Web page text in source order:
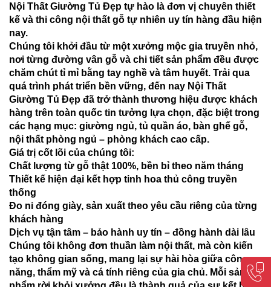
Nội Thất Giường Tủ Đẹp tự hào là đơn vị chuyên thiết
kế và thi công nội thất gỗ tự nhiên uy tín hàng đầu hiện
nay.
Chúng tôi khởi đầu từ một xưởng mộc gia truyền nhỏ,
nơi từng đường vân gỗ và chi tiết sản phẩm đều được
chăm chút tỉ mỉ bằng tay nghề và tâm huyết. Trải qua
quá trình phát triển bền vững, đến nay Nội Thất
Giường Tủ Đẹp đã trở thành thương hiệu được khách
hàng trên toàn quốc tin tưởng lựa chọn, đặc biệt trong
các hạng mục: giường ngủ, tủ quần áo, bàn ghế gỗ,
nội thất phòng ngủ – phòng khách cao cấp.
Giá trị cốt lõi của chúng tôi:
Chất lượng từ gỗ thật 100%, bền bỉ theo năm tháng
Thiết kế hiện đại kết hợp tinh hoa thủ công truyền
thống
Đo ni đóng giày, sản xuất theo yêu cầu riêng của từng
khách hàng
Dịch vụ tận tâm – bảo hành uy tín – đồng hành dài lâu
Chúng tôi không đơn thuần làm nội thất, mà còn kiến
tạo không gian sống, mang lại sự hài hòa giữa công
năng, thẩm mỹ và cá tính riêng của gia chủ. Mỗi sản